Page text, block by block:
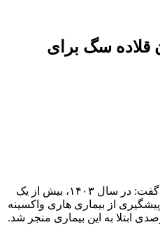
۱ میلیون قلاده سگ برای
رئیس سازمان دامپزشکی کشور گفت: در سال ۱۴۰۳، بیش از یک
از بیماری هاری واکسینه